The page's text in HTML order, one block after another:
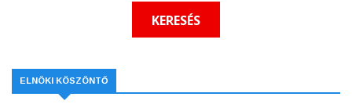
ELNÖKI KÖSZÖNTŐ